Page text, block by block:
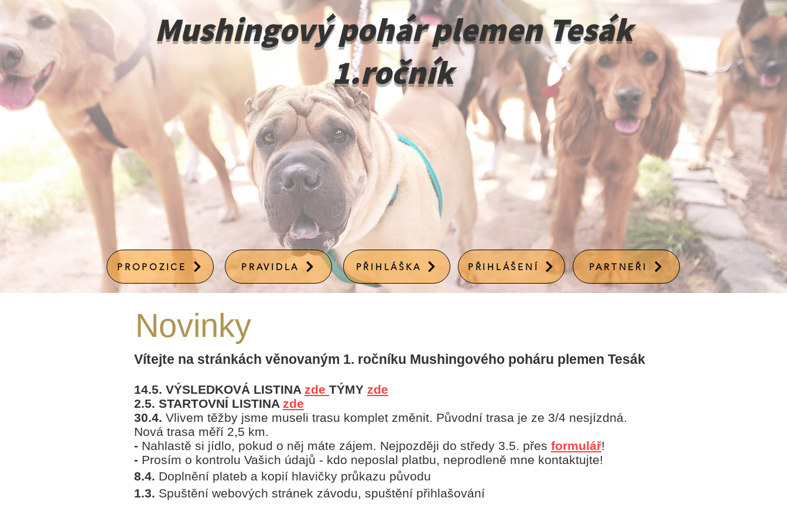
Mushingový pohár plemen Tesák
1.ročník
PROPOZICE PRAVIDLA PŘIHLÁŠKA PŘIHLÁŠENÍ PARTNEŘI
Novinky
Vítejte na stránkách věnovaným 1. ročníku Mushingového poháru plemen Tesák
14.5. VÝSLEDKOVÁ LISTINA zde TÝMY zde
2.5. STARTOVNÍ LISTINA zde
30.4. Vlivem těžby jsme museli trasu komplet změnit. Původní trasa je ze 3/4 nesjízdná.
Nová trasa měří 2,5 km.
- Nahlastě si jídlo, pokud o něj máte zájem. Nejpozději do středy 3.5. přes formulář!
- Prosím o kontrolu Vašich údajů - kdo neposlal platbu, neprodleně mne kontaktujte!
8.4. Doplnění plateb a kopií hlavičky průkazu původu
1.3. Spuštění webových stránek závodu, spuštění přihlašování